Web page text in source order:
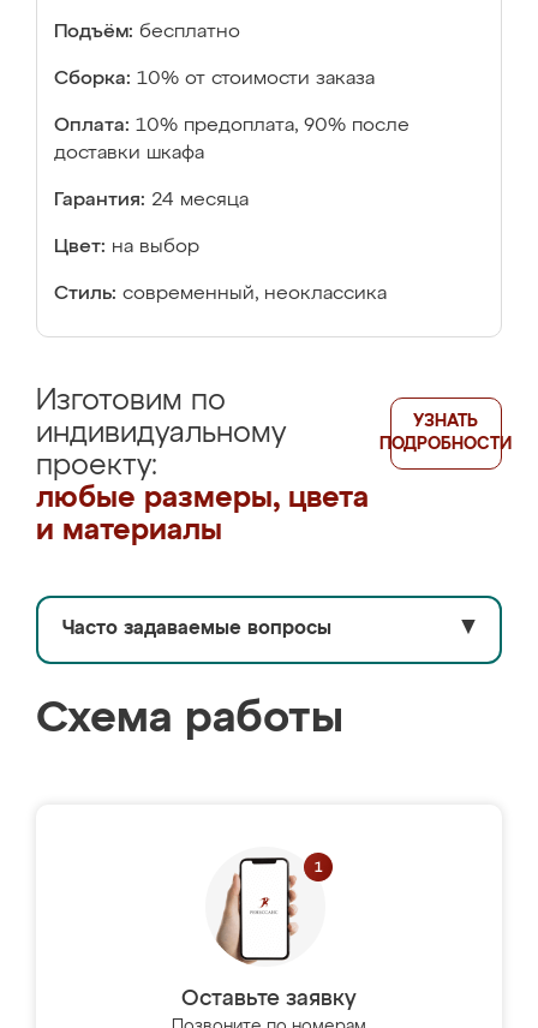
Подъём: бесплатно
Сборка: 10% от стоимости заказа
Оплата: 10% предоплата, 90% после
доставки шкафа
Гарантия: 24 месяца
Цвет: на выбор
Стиль: современный, неоклассика
Изготовим по
индивидуальному
проекту:
любые размеры, цвета
и материалы
УЗНАТЬ
ПОДРОБНОСТИ
Часто задаваемые вопросы ▼
Схема работы
Оставьте заявку